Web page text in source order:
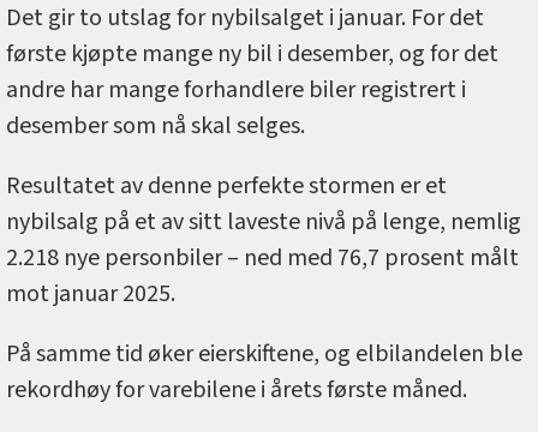
Det gir to utslag for nybilsalget i januar. For det
første kjøpte mange ny bil i desember, og for det
andre har mange forhandlere biler registrert i
desember som nå skal selges.
Resultatet av denne perfekte stormen er et
nybilsalg på et av sitt laveste nivå på lenge, nemlig
2.218 nye personbiler – ned med 76,7 prosent målt
mot januar 2025.
På samme tid øker eierskiftene, og elbilandelen ble
rekordhøy for varebilene i årets første måned.